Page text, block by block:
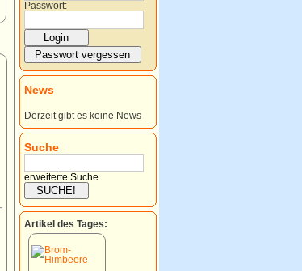
Passwort:
News
Derzeit gibt es keine News
Suche
erweiterte Suche
Artikel des Tages: